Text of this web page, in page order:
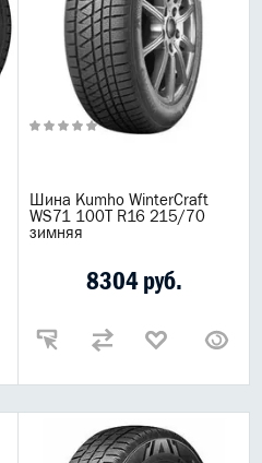
Шина Kumho WinterCraft
WS71 100T R16 215/70
зимняя
8304 руб.